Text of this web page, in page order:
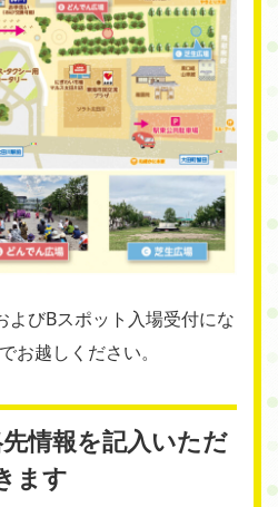
よびBスポット入場受付にな
お越しください。
情報を記入いただ
ます